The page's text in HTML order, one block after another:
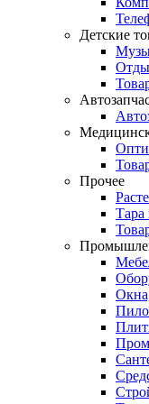
Детские
Прочее
Тара